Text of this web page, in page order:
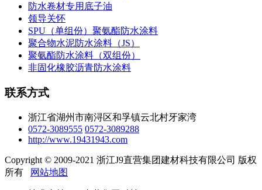
防水卷材专用底子油
领导关怀
SPU（单组份）聚氨酯防水涂料
聚合物水泥防水涂料（JS）
聚氨酯防水涂料（双组份）
非固化橡胶沥青防水涂料
联系方式
浙江省湖州市南浔区和孚镇云北村牙家湾
0572-3089555 0572-3089288
http://www.19431943.com
Copyright © 2009-2021 浙江J9直营集团建材科技有限公司 版权
所有
网站地图